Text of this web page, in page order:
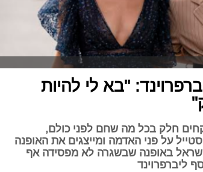
"בא לי להיות
חלק בכל מה שחם לפני כולם,
על פני האדמה ומייצגים את האופנה
באופנה שבשגרה לא מפסידה אף
ליברפרוינד